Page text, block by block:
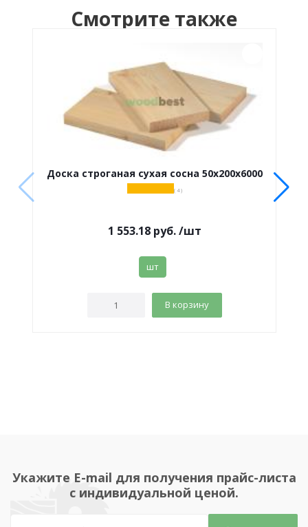
Смотрите также
Доска строганая сухая сосна 50х200х6000
( 4 )
1 553.18руб. /шт
шт
В корзину
Укажите E-mail для получения прайс-листа
с индивидуальной ценой.